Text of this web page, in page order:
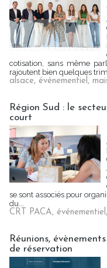
cotisation, sans même
rajoutent bien quelques
alsace, événementiel,
Région Sud : le
court
se sont associés pour
du...
CRT PACA, événementiel,
Réunions,
de réservation